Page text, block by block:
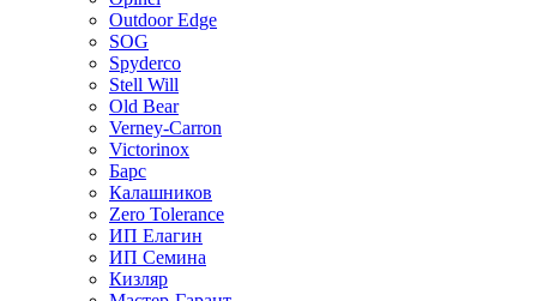
Outdoor Edge
SOG
Spyderco
Stell Will
Old Bear
Verney-Carron
Victorinox
Барс
Калашников
Zero Tolerance
ИП Елагин
ИП Семина
Кизляр